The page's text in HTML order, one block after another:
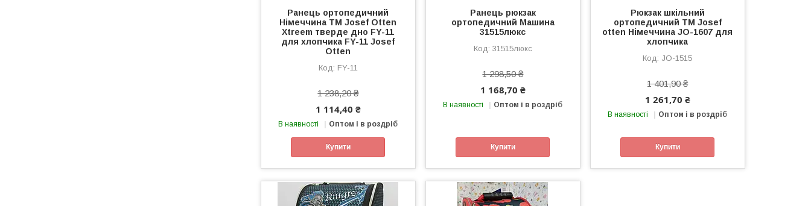
Ранець ортопедичний
Німеччина TM Josef Otten
Xtreem тверде дно FY-11
для хлопчика FY-11 Josef
Otten
FY-11
1 238,20 ₴
1 114,40 ₴
В наявності Оптом і в роздріб
Купити
Ранець рюкзак
ортопедичний Машина
31515люкс
31515люкс
1 298,50 ₴
1 168,70 ₴
В наявності Оптом і в роздріб
Купити
Рюкзак шкільний
ортопедичний ТМ Josef
otten Німеччина JO-1607 для
хлопчика
JO-1515
1 401,90 ₴
1 261,70 ₴
В наявності Оптом і в роздріб
Купити